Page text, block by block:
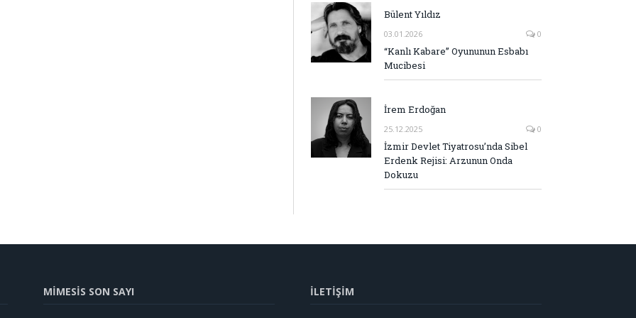
Bülent Yıldız
03.01.2026 0
“Kanlı Kabare” Oyununun Esbabı
Mucibesi
İrem Erdoğan
25.12.2025 0
İzmir Devlet Tiyatrosu’nda Sibel
Erdenk Rejisi: Arzunun Onda
Dokuzu
MİMESİS SON SAYI İLETİŞİM